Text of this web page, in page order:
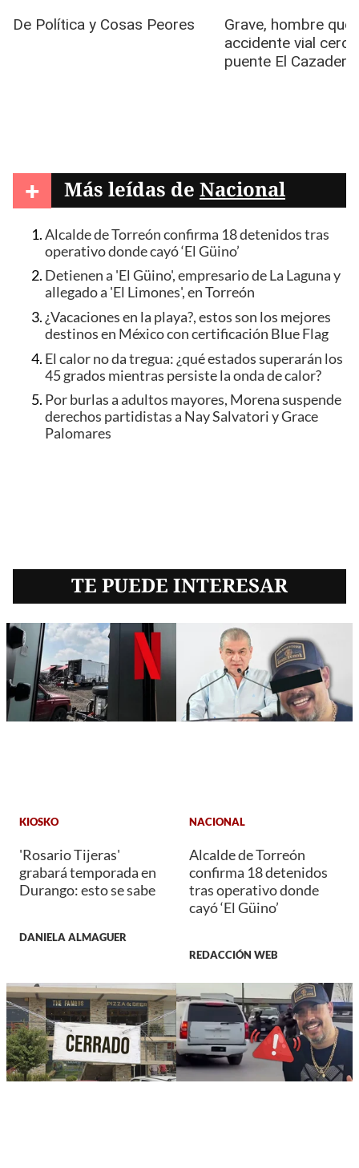
+ Más leídas de Nacional
Alcalde de Torreón confirma 18 detenidos tras
operativo donde cayó ‘El Güino’
Detienen a 'El Güino', empresario de La Laguna y
allegado a 'El Limones', en Torreón
¿Vacaciones en la playa?, estos son los mejores
destinos en México con certificación Blue Flag
El calor no da tregua: ¿qué estados superarán los
45 grados mientras persiste la onda de calor?
Por burlas a adultos mayores, Morena suspende
derechos partidistas a Nay Salvatori y Grace
Palomares
TE PUEDE INTERESAR
KIOSKO
'Rosario Tijeras'
grabará temporada en
Durango: esto se sabe
DANIELA ALMAGUER
NACIONAL
Alcalde de Torreón
confirma 18 detenidos
tras operativo donde
cayó ‘El Güino’
REDACCIÓN WEB